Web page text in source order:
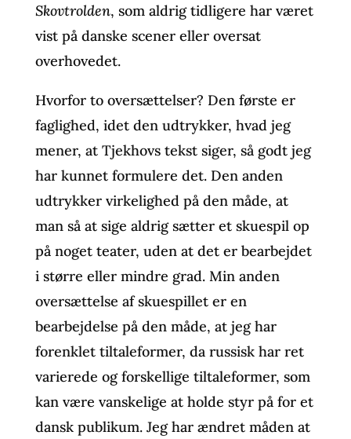
Skovtrolden, som aldrig tidligere har været
vist på danske scener eller oversat
overhovedet.
Hvorfor to oversættelser? Den første er
faglighed, idet den udtrykker, hvad jeg
mener, at Tjekhovs tekst siger, så godt jeg
har kunnet formulere det. Den anden
udtrykker virkelighed på den måde, at
man så at sige aldrig sætter et skuespil op
på noget teater, uden at det er bearbejdet
i større eller mindre grad. Min anden
oversættelse af skuespillet er en
bearbejdelse på den måde, at jeg har
forenklet tiltaleformer, da russisk har ret
varierede og forskellige tiltaleformer, som
kan være vanskelige at holde styr på for et
dansk publikum. Jeg har ændret måden at